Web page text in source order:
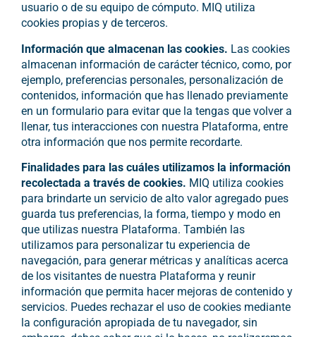
usuario o de su equipo de cómputo. MIQ utiliza
cookies propias y de terceros.
Información que almacenan las cookies. Las cookies
almacenan información de carácter técnico, como, por
ejemplo, preferencias personales, personalización de
contenidos, información que has llenado previamente
en un formulario para evitar que la tengas que volver a
llenar, tus interacciones con nuestra Plataforma, entre
otra información que nos permite recordarte.
Finalidades para las cuáles utilizamos la información
recolectada a través de cookies. MIQ utiliza cookies
para brindarte un servicio de alto valor agregado pues
guarda tus preferencias, la forma, tiempo y modo en
que utilizas nuestra Plataforma. También las
utilizamos para personalizar tu experiencia de
navegación, para generar métricas y analíticas acerca
de los visitantes de nuestra Plataforma y reunir
información que permita hacer mejoras de contenido y
servicios. Puedes rechazar el uso de cookies mediante
la configuración apropiada de tu navegador, sin